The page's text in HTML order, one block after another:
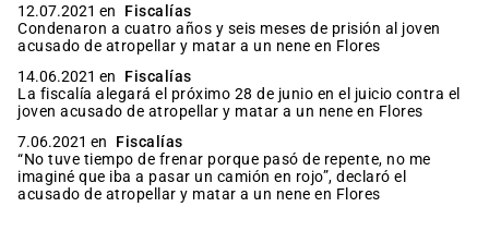
12.07.2021 en
Fiscalías
Condenaron a cuatro años y seis meses de prisión al joven
acusado de atropellar y matar a un nene en Flores
14.06.2021 en
Fiscalías
La fiscalía alegará el próximo 28 de junio en el juicio contra el
joven acusado de atropellar y matar a un nene en Flores
7.06.2021 en
Fiscalías
“No tuve tiempo de frenar porque pasó de repente, no me
imaginé que iba a pasar un camión en rojo”, declaró el
acusado de atropellar y matar a un nene en Flores